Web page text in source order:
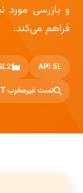
و بازرسی مورد
فراهم می‌کند.
API 5L
تست غیرمخرب NDT